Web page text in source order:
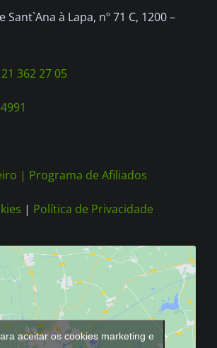
Sant`Ana à Lapa, nº 71 C, 1200 –
362 27 05
| Programa de Afiliados
| Política de Privacidade
aceitar os cookies marketing e